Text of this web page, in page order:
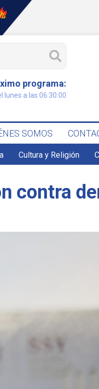
programa:
lunes a las 06:30:00
SOMOS
Cultura y Religión
contra